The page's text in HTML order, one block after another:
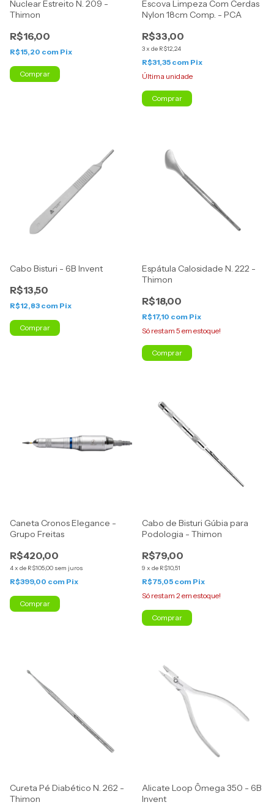
Nuclear Estreito N. 209 -
Thimon
R$16,00
R$15,20 com Pix
Comprar
Escova Limpeza Com Cerdas
Nylon 18cm Comp. - PCA
R$33,00
3x de R$12,24
R$31,35 com Pix
Última unidade
Cabo Bisturi - 6B Invent
R$13,50
R$12,83 com Pix
Comprar
Espátula Calosidade N. 222 -
Thimon
R$18,00
R$17,10 com Pix
Só restam 5 em estoque!
Comprar
Caneta Cronos Elegance -
Grupo Freitas
R$420,00
4x de R$105,00 sem juros
R$399,00 com Pix
Cabo de Bisturi Gúbia para
Podologia - Thimon
R$79,00
9 x de R$10,51
R$75,05 com Pix
Só restam 2em estoque!
Cureta Pé Diabético N. 262 -
Thimon
Alicate Loop Ômega 350 - 6B
Invent